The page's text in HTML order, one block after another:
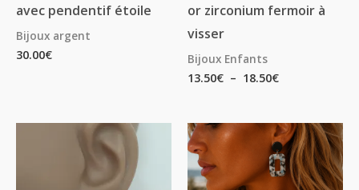
avec pendentif étoile
Bijoux argent
30.00€
or zirconium fermoir à
visser
Bijoux Enfants
13.50€ – 18.50€